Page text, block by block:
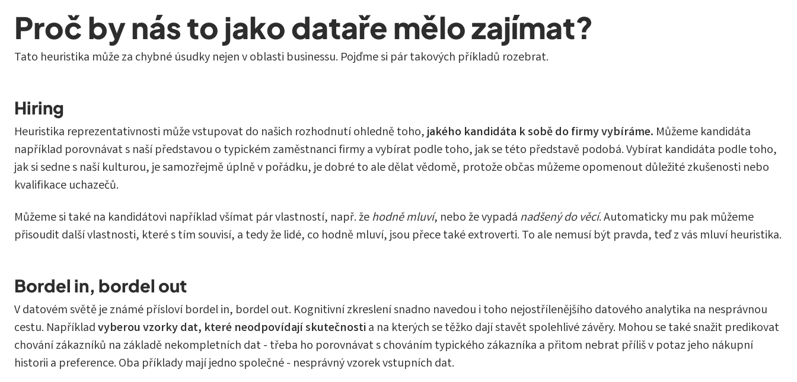
Proč by nás to jako dataře mělo zajímat?
Tato heuristika může za chybné úsudky nejen v oblasti businessu. Pojďme si pár takových příkladů rozebrat.
Hiring
Heuristika reprezentativnosti může vstupovat do našich rozhodnutí ohledně toho,jakého kandidáta k sobě do firmy vybíráme. Můžeme kandidáta
například porovnávat s naší představou o typickém zaměstnanci firmy a vybírat podle toho, jak se této představě podobá. Vybírat kandidáta podle toho,
jak si sedne s naší kulturou, je samozřejmě úplně v pořádku, je dobré to ale dělat vědomě, protože občas můžeme opomenout důležité zkušenosti nebo
kvalifikace uchazečů.
Můžeme si také na kandidátovi například všímat pár vlastností, např. žehodně mluví, nebo že vypadá nadšený do věcí. Automaticky mu pak můžeme
přisoudit další vlastnosti, které s tím souvisí, a tedy že lidé, co hodně mluví, jsou přece také extroverti. To ale nemusí být pravda, teď z vás mluví heuristika.
Bordel in, bordel out
V datovém světě je známé přísloví bordel in, bordel out. Kognitivní zkreslení snadno navedou i toho nejostřílenějšího datového analytika na nesprávnou
cestu. Napříkladvyberou vzorky dat, které neodpovídají skutečnostia na kterých se těžko dají stavět spolehlivé závěry. Mohou se také snažit predikovat
chování zákazníků na základě nekompletních dat - třeba ho porovnávat s chováním typického zákazníka a přitom nebrat příliš v potaz jeho nákupní
historii a preference. Oba příklady mají jedno společné - nesprávný vzorek vstupních dat.